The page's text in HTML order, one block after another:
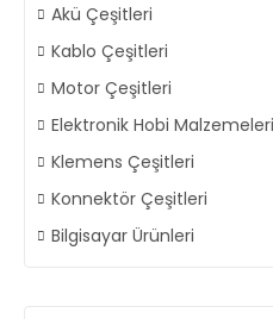
Akü Çeşitleri
Kablo Çeşitleri
Motor Çeşitleri
Elektronik Hobi Malzemeleri
Klemens Çeşitleri
Konnektör Çeşitleri
Bilgisayar Ürünleri